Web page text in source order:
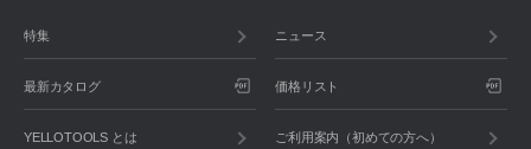
特集 ニュース
最新カタログ 価格リスト
YELLOTOOLS とは ご利用案内（初めての方へ）